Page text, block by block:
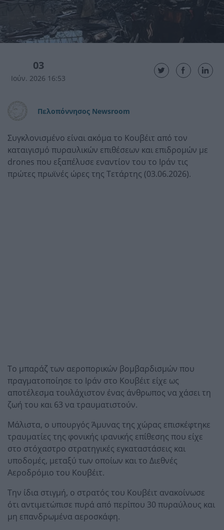
03
Ιούν. 2026 16:53
Πελοπόννησος Newsroom
Συγκλονισμένο είναι ακόμα το Κουβέιτ από τον
καταιγισμό πυραυλικών επιθέσεων και επιδρομών με
drones που εξαπέλυσε εναντίον του το Ιράν τις
πρώτες πρωϊνές ώρες της Τετάρτης (03.06.2026).
Το μπαράζ των αεροπορικών βομβαρδισμών που
πραγματοποίησε το Ιράν στο Κουβέιτ είχε ως
αποτέλεσμα τουλάχιστον ένας άνθρωπος να χάσει τη
ζωή του και 63 να τραυματιστούν.
Μάλιστα, ο υπουργός Άμυνας της χώρας επισκέφτηκε
τραυματίες της φονικής ιρανικής επίθεσης που είχε
στο στόχαστρο στρατηγικές εγκαταστάσεις και
υποδομές, μεταξύ των οποίων και το Διεθνές
Αεροδρόμιο του Κουβέιτ.
Την ίδια στιγμή, ο στρατός του Κουβέιτ ανακοίνωσε
ότι αντιμετώπισε πυρά από περίπου 30 πυραύλους και
μη επανδρωμένα αεροσκάφη.